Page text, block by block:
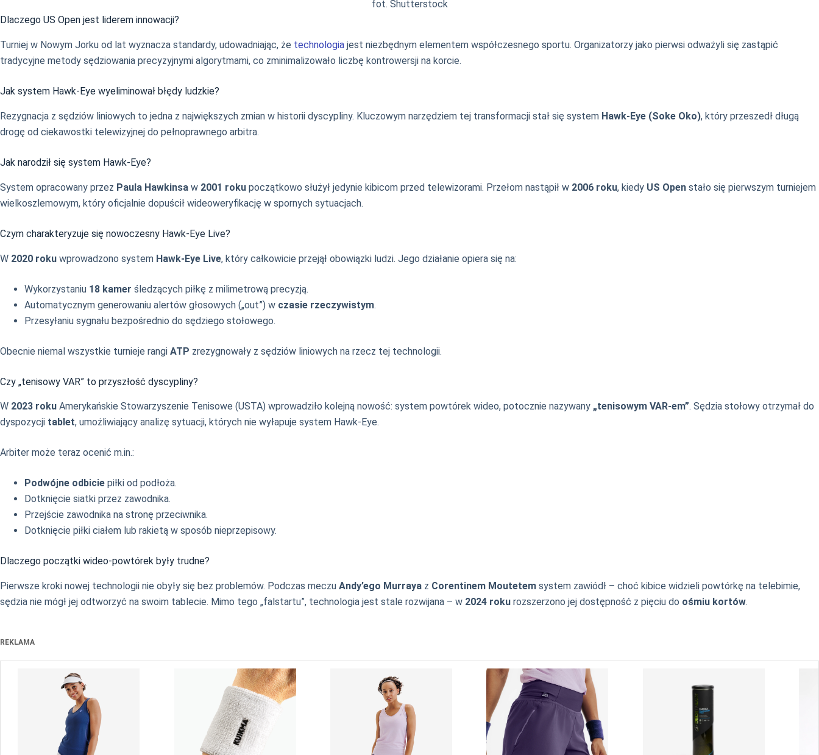
fot. Shutterstock
Dlaczego US Open jest liderem innowacji?
Turniej w Nowym Jorku od lat wyznacza standardy, udowadniając, że technologia jest niezbędnym elementem współczesnego sportu. Organizatorzy jako pierwsi odważyli się zastąpić
tradycyjne metody sędziowania precyzyjnymi algorytmami, co zminimalizowało liczbę kontrowersji na korcie.
Jak system Hawk-Eye wyeliminował błędy ludzkie?
Rezygnacja z sędziów liniowych to jedna z największych zmian w historii dyscypliny. Kluczowym narzędziem tej transformacji stał się system Hawk-Eye (Soke Oko), który przeszedł długą
drogę od ciekawostki telewizyjnej do pełnoprawnego arbitra.
Jak narodził się system Hawk-Eye?
System opracowany przez Paula Hawkinsa w 2001 roku początkowo służył jedynie kibicom przed telewizorami. Przełom nastąpił w 2006 roku, kiedy US Open stało się pierwszym turniejem
wielkoszlemowym, który oficjalnie dopuścił wideoweryfikację w spornych sytuacjach.
Czym charakteryzuje się nowoczesny Hawk-Eye Live?
W 2020 roku wprowadzono system Hawk-Eye Live, który całkowicie przejął obowiązki ludzi. Jego działanie opiera się na:
Wykorzystaniu 18 kamer śledzących piłkę z milimetrową precyzją.
Automatycznym generowaniu alertów głosowych („out”) w czasie rzeczywistym.
Przesyłaniu sygnału bezpośrednio do sędziego stołowego.
Obecnie niemal wszystkie turnieje rangi ATP zrezygnowały z sędziów liniowych na rzecz tej technologii.
Czy „tenisowy VAR” to przyszłość dyscypliny?
W 2023 roku Amerykańskie Stowarzyszenie Tenisowe (USTA) wprowadziło kolejną nowość: system powtórek wideo, potocznie nazywany „tenisowym VAR-em”. Sędzia stołowy otrzymał do
dyspozycji tablet, umożliwiający analizę sytuacji, których nie wyłapuje system Hawk-Eye.
Arbiter może teraz ocenić m.in.:
Podwójne odbicie piłki od podłoża.
Dotknięcie siatki przez zawodnika.
Przejście zawodnika na stronę przeciwnika.
Dotknięcie piłki ciałem lub rakietą w sposób nieprzepisowy.
Dlaczego początki wideo-powtórek były trudne?
Pierwsze kroki nowej technologii nie obyły się bez problemów. Podczas meczu Andy’ego Murraya z Corentinem Moutetem system zawiódł – choć kibice widzieli powtórkę na telebimie,
sędzia nie mógł jej odtworzyć na swoim tablecie. Mimo tego „falstartu”, technologia jest stale rozwijana – w 2024 roku rozszerzono jej dostępność z pięciu do ośmiu kortów.
REKLAMA